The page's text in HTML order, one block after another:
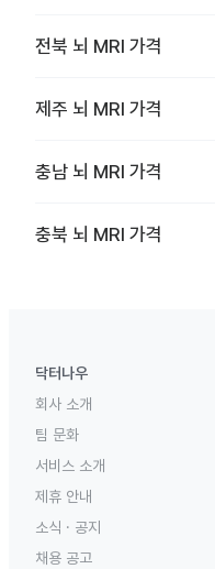
전북 뇌 MRI 가격
제주 뇌 MRI 가격
충남 뇌 MRI 가격
충북 뇌 MRI 가격
닥터나우
회사 소개
팀 문화
서비스 소개
제휴 안내
소식 · 공지
채용 공고